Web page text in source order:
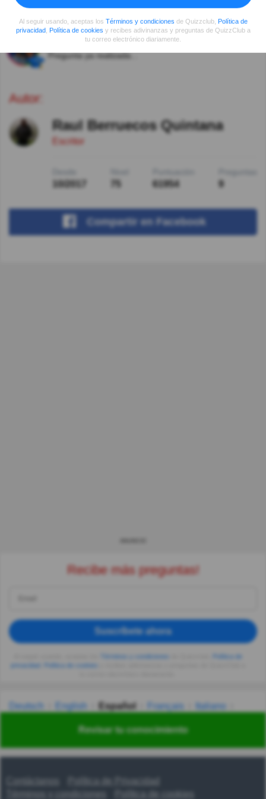
Revisar tu conocimiento
mas de uno engañara creéra que es una mujer digo
yo. ok
Hace 8año(s)
Pregunta ya realizada...
Autor:
Raul Berruecos Quintana
Escritor
10/2017 75 61954 9
Compartir en Facebook
Recibe más preguntas!
Suscríbete ahora
privacidad
Deutsch English Español Français
Italiano
Українська हिन्दी 한국어 汉语
Contáctanos
Política de Privacidad
Términos y condiciones
Al seguir usando, aceptas los Términos y condiciones de Quizzclub, Política de
privacidad, Política de cookies y recibes adivinanzas y preguntas de QuizzClub a
tu correo electrónico diariamente.